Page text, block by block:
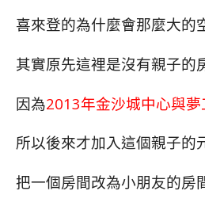
喜來登的為什麼會那麼大的
其實原先這裡是沒有親子的
因為2013年金沙城中心與夢
所以後來才加入這個親子的
把一個房間改為小朋友的房